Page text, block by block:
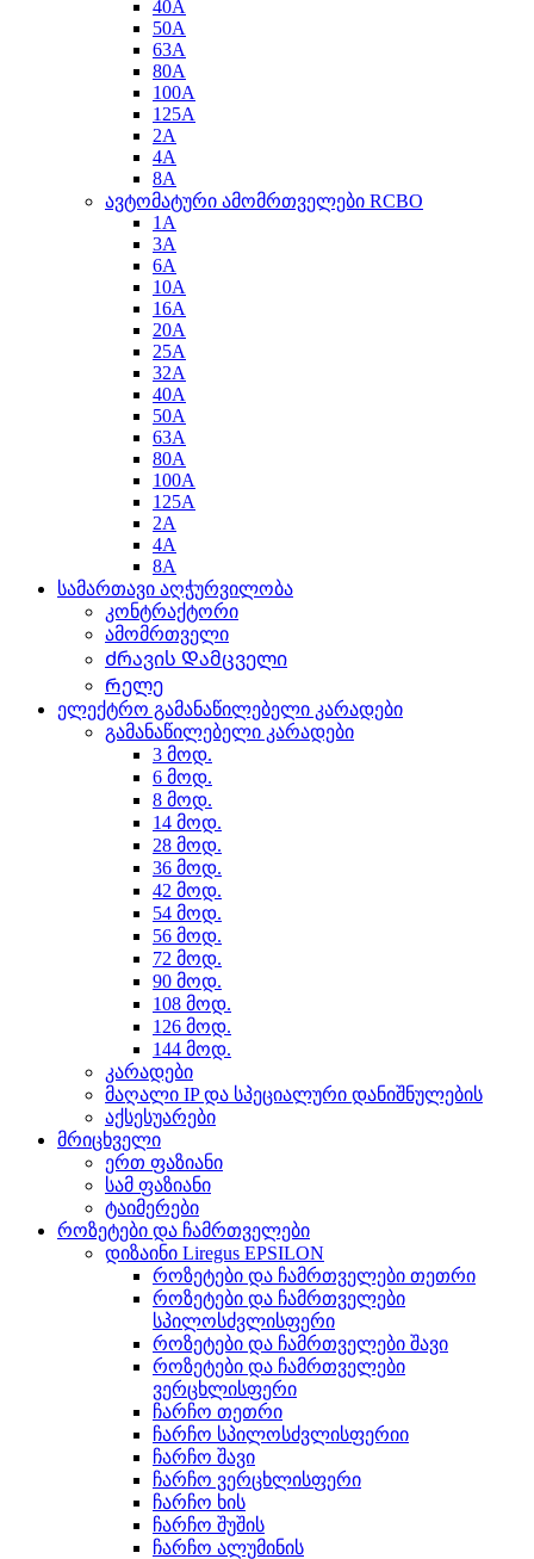
40A
50A
63A
80A
100A
125A
2A
4A
8A
ავტომატური ამომრთველები RCBO
1A
3A
6A
10A
16A
20A
25A
32A
40A
50A
63A
80A
100A
125A
2A
4A
8A
სამართავი აღჭურვილობა
კონტრაქტორი
ამომრთველი
Ძრავის Დამცველი
Რელე
ელექტრო გამანაწილებელი კარადები
გამანაწილებელი კარადები
3 მოდ.
6 მოდ.
8 მოდ.
14 მოდ.
28 მოდ.
36 მოდ.
42 მოდ.
54 მოდ.
56 მოდ.
72 მოდ.
90 მოდ.
108 მოდ.
126 მოდ.
144 მოდ.
კარადები
მაღალი IP და სპეციალური დანიშნულების
აქსესუარები
მრიცხველი
ერთ ფაზიანი
სამ ფაზიანი
ტაიმერები
როზეტები და ჩამრთველები
დიზაინი Liregus EPSILON
როზეტები და ჩამრთველები თეთრი
როზეტები და ჩამრთველები
სპილოსძვლისფერი
როზეტები და ჩამრთველები შავი
როზეტები და ჩამრთველები
ვერცხლისფერი
ჩარჩო თეთრი
ჩარჩო სპილოსძვლისფერიი
ჩარჩო შავი
ჩარჩო ვერცხლისფერი
ჩარჩო ხის
ჩარჩო შუშის
ჩარჩო ალუმინის